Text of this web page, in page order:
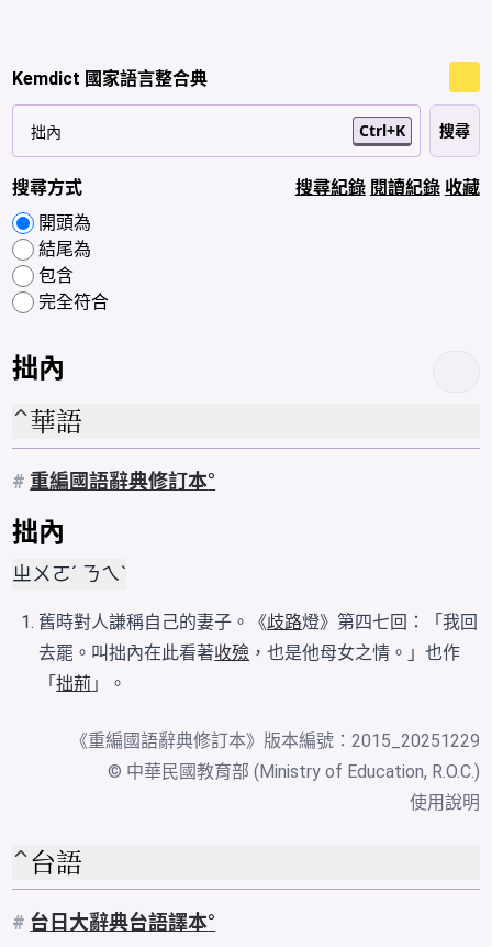
Kemdict 國家語言整合典
Ctrl+K
搜尋方式
開頭為
結尾為
包含
完全符合
搜尋紀錄 閱讀紀錄 收藏
拙內
華語
# 重編國語辭典修訂本
拙內
ㄓㄨㄛˊ ㄋㄟˋ
舊時對人謙稱自己的妻子。《歧路燈》第四七回：「我回
去罷。叫拙內在此看著收殮 ，也是他母女之情。」也作
「拙荊 」。
《重編國語辭典修訂本》版本編號：2015_20251229
© 中華民國教育部 (Ministry of Education, R.O.C.)
使用說明
台語
# 台日大辭典台語譯本